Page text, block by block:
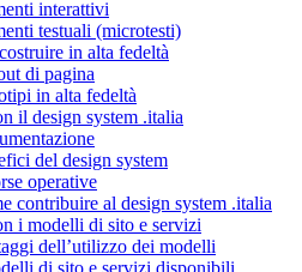
interattivi
testuali (microtesti)
in alta fedeltà
di pagina
in alta fedeltà
il design system .italia
del design system
operative
contribuire al design system .italia
i modelli di sito e servizi
dell’utilizzo dei modelli
di sito e servizi disponibili